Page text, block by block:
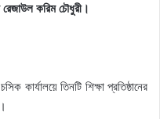
রেজাউল করিম চৌধুরী।
কার্যালয়ে তিনটি শিক্ষা প্রতিষ্ঠানের